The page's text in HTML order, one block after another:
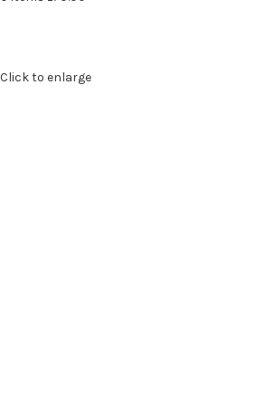
Click to enlarge